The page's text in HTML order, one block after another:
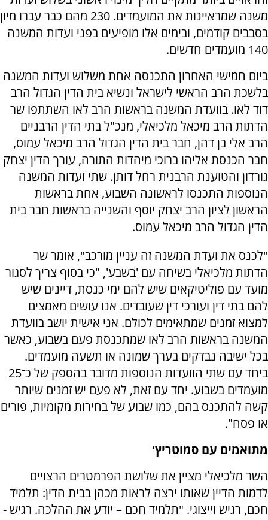
משנה שמראיינות את המועמדים. 230 מהם כבר עברו מיון
בסבבים קודמים, ובימים אלו מופיעים בפני ועדות המשנה
140 מועמדים חדשים.
ביום חמישי האחרון התכנסה אחת משלוש ועדות המשנה
בלשכת הרב הראשי לישראל ונשיא בית הדין הגדול הרב
דוד לאו. בוועדת המשנה בראשות הרב לאו השתתפו שר
הדתות הרב מיכאל מלכיאלי, מנכ"ל בתי הדין הרבניים
הרב אלי בן דהן, חבר בית הדין הגדול הרב מיכאל עמוס,
חבר הכנסת אליהו ברוכי מיהדות התורה, עורך הדין יצחק
גורדון והטוענת הרבנית רחל דותן. שתי ועדות המשנה
הנוספות התכנסו לראשונה השבוע, אחת בראשות
הראשון לציון הרב יצחק יוסף והשנייה בראשות חבר בית
הדין הגדול הרב מיכאל עמוס.
"לכנס את ועדת המשנה זה עניין מורכב", אומר שר
הדתות מלכיאלי בשיחה עם 'בשבע', "כי בסוף צריך לסגור
מועד עם פוליטיקאים שיש להם ימי כנסת, דיינים שיש
להם בתי דין ועורכי דין שעובדים. אנו עושים מאמצים
למצוא זמנים שמתאימים לכולם. אני אישית יושב בוועדת
המשנה בראשות הרב לאו שמתכנסת פעם בשבוע, כאשר
בכל ישיבה נבדקים בערך שמונה או תשעה מועמדים.
ביחד עם שתי הוועדות הנוספות מדובר בהספק של כ־25
מועמדים בשבוע. יחד עם זאת, לא פעם יש זמנים שיותר
קשה להתכנס בהם, כמו שבוע של בחירות מקומיות, פורים
או פסח".
מתואמים עם סמוטריץ'
השר מלכיאלי מציין את שלושת הפרמטרים הרצויים
לדמות הדיין שאותו ירצה לראות מכהן בבית הדין: תלמיד
חכם, רגיש וייצוגי. "תלמיד חכם – יודע את ההלכה. רגיש -